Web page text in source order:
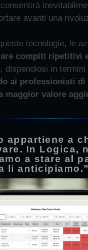
à
avanti una
tecnologie, le
compiti ripetitivi
, dispendiosi in termini
ai professionisti di
maggior valore
appartiene a
In Logica,
a stare al
li anticipiamo.”